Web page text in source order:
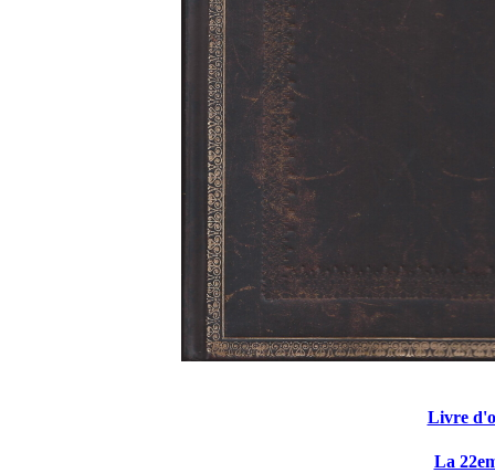
Livre
La